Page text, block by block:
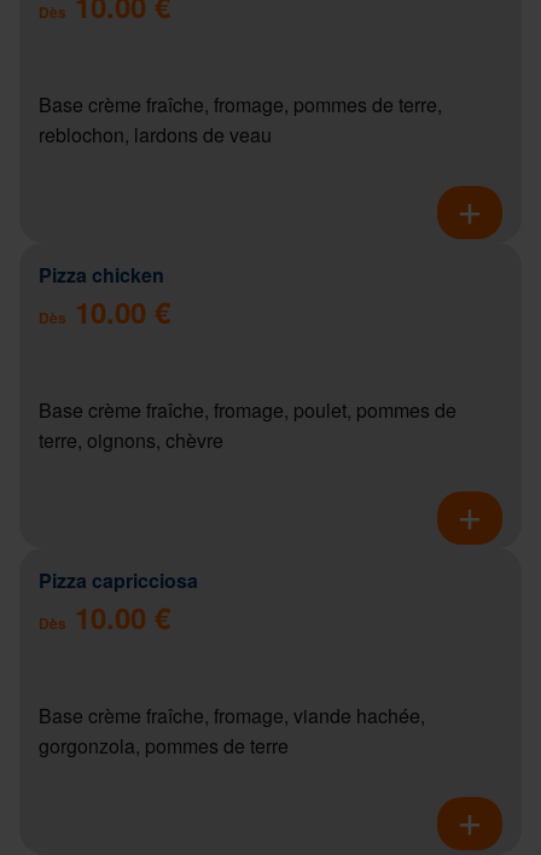
Dès
Base crème fraîche, fromage, pommes de terre,
reblochon, lardons de veau
Pizza chicken
Dès 10.00 €
Base crème fraîche, fromage, poulet, pommes de
terre, oignons, chèvre
Pizza capricciosa
Dès 10.00 €
Base crème fraîche, fromage, viande hachée,
gorgonzola, pommes de terre